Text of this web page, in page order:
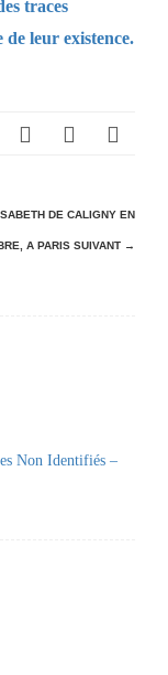
traces
leur existence.
DE CALIGNY EN
A PARIS SUIVANT →
Non Identifiés –